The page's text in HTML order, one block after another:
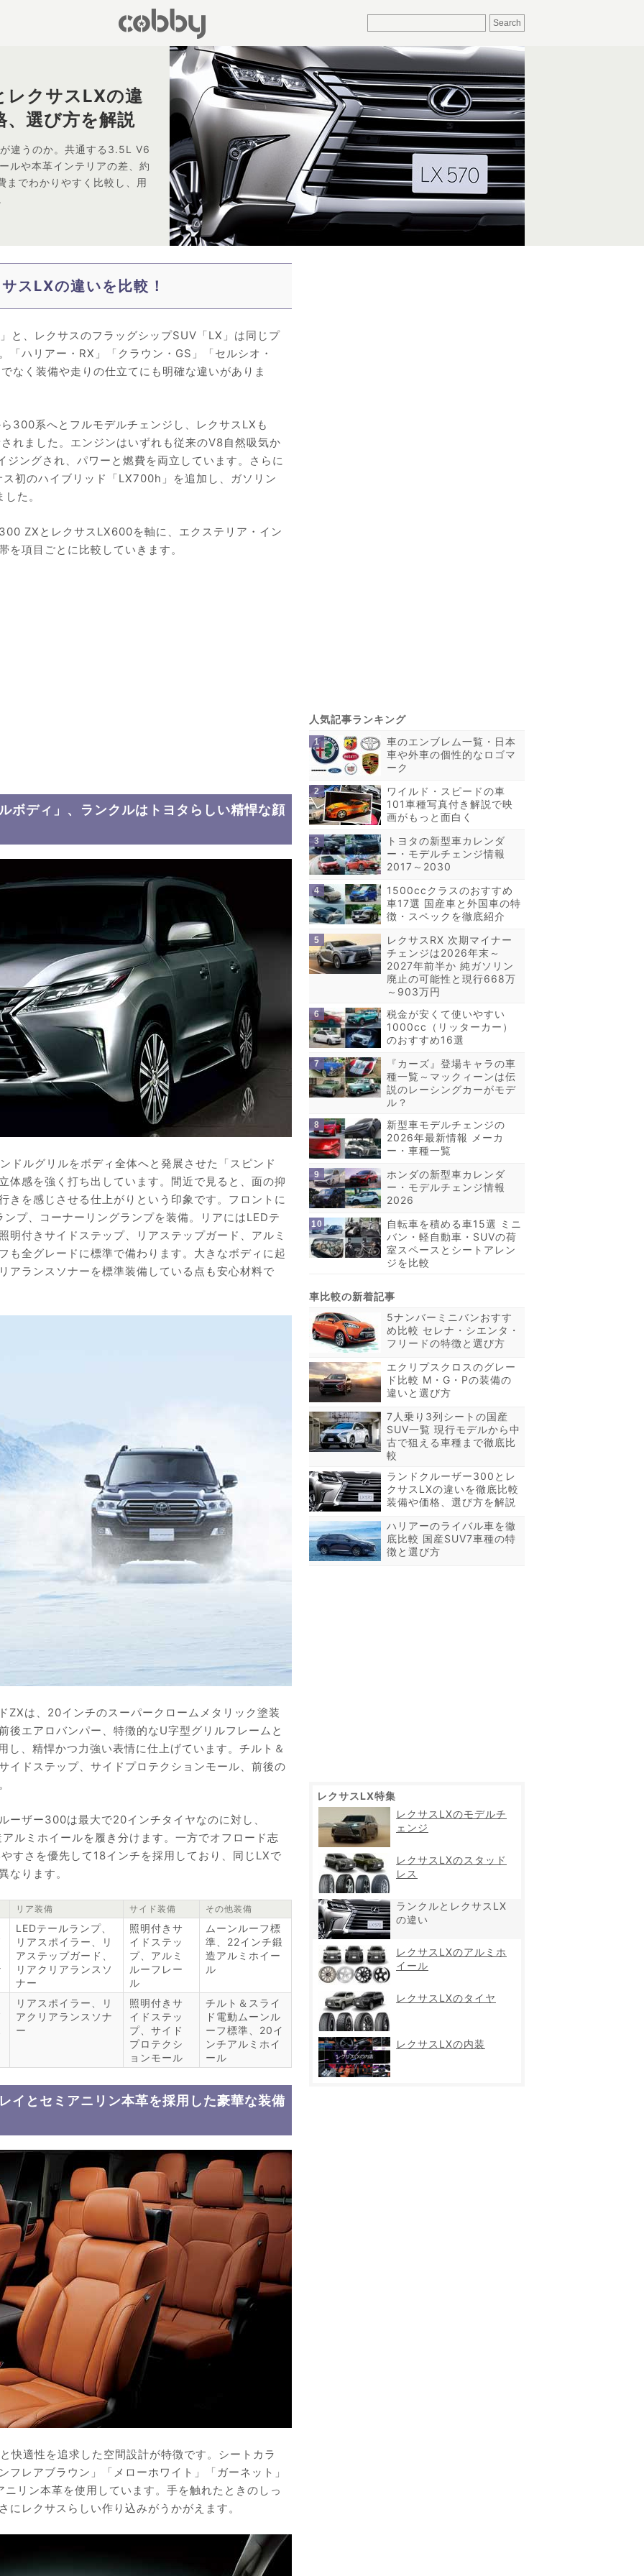
クサスLXの違
、選び方を解説
違うのか。共通する3.5L V6
ルや本革インテリアの差、約
でわかりやすく比較し、用
スLXの違いを比較！
と、レクサスのフラッグシップSUV「LX」は同じプ
「ハリアー・RX」「クラウン・GS」「セルシオ・
なく装備や走りの仕立てにも明確な違いがありま
300系へとフルモデルチェンジし、レクサスLXも
れました。エンジンはいずれも従来のV8自然吸気か
ングされ、パワーと燃費を両立しています。さらに
初のハイブリッド「LX700h」を追加し、ガソリン
た。
ZXとレクサスLX600を軸に、エクステリア・イン
を項目ごとに比較していきます。
ボディ」、ランクルはトヨタらしい精悍な顔
ドルグリルをボディ全体へと発展させた「スピンド
体感を強く打ち出しています。間近で見ると、面の抑
きを感じさせる仕上がりという印象です。フロントに
プ、コーナーリングランプを装備。リアにはLEDテ
明付きサイドステップ、リアステップガード、アルミ
も全グレードに標準で備わります。大きなボディに起
アランスソナーを標準装備している点も安心材料で
ZXは、20インチのスーパークロームメタリック塗装
後エアロバンパー、特徴的なU字型グリルフレームと
し、精悍かつ力強い表情に仕上げています。チルト＆
イドステップ、サイドプロテクションモール、前後の
ーザー300は最大で20インチタイヤなのに対し、
ルミホイールを履き分けます。一方でオフロード志
すさを優先して18インチを採用しており、同じLXで
なります。
リア装備 サイド装備 その他装備
LEDテールランプ、
リアスポイラー、リ
アステップガード、
リアクリアランスソ
ナー
照明付きサ
イドステッ
プ、アルミ
ルーフレー
ル
ムーンルーフ標
準、22インチ鍛
造アルミホイー
ル
リアスポイラー、リ
アクリアランスソナ
ー
照明付きサ
イドステッ
プ、サイド
プロテクシ
ョンモール
チルト＆スライ
ド電動ムーンル
ーフ標準、20イ
ンチアルミホイ
ール
イとセミアニリン本革を採用した豪華な装備
快適性を追求した空間設計が特徴です。シートカラ
フレアブラウン」「メローホワイト」「ガーネット」
リン本革を使用しています。手を触れたときのしっ
レクサスらしい作り込みがうかがえます。
車のエンブレム一覧・日本
車や外車の個性的なロゴマ
ーク
ワイルド・スピードの車
101車種写真付き解説で映
画がもっと面白く
トヨタの新型車カレンダ
ー・モデルチェンジ情報
2017～2030
1500ccクラスのおすすめ
車17選 国産車と外国車の特
徴・スペックを徹底紹介
レクサスRX 次期マイナー
チェンジは2026年末～
2027年前半か 純ガソリン
廃止の可能性と現行668万
～903万円
税金が安くて使いやすい
1000cc（リッターカー）
のおすすめ16選
『カーズ』登場キャラの車
種一覧～マックィーンは伝
説のレーシングカーがモデ
ル？
新型車モデルチェンジの
2026年最新情報 メーカ
ー・車種一覧
ホンダの新型車カレンダ
ー・モデルチェンジ情報
2026
自転車を積める車15選 ミニ
バン・軽自動車・SUVの荷
室スペースとシートアレン
ジを比較
5ナンバーミニバンおすす
め比較 セレナ・シエンタ・
フリードの特徴と選び方
エクリプスクロスのグレー
ド比較 M・G・Pの装備の
違いと選び方
7人乗り3列シートの国産
SUV一覧 現行モデルから中
古で狙える車種まで徹底比
較
ランドクルーザー300とレ
クサスLXの違いを徹底比較
装備や価格、選び方を解説
ハリアーのライバル車を徹
底比較 国産SUV7車種の特
徴と選び方
レクサスLX特集
レクサスLXのモデルチ
ェンジ
レクサスLXのスタッド
レス
ランクルとレクサスLX
の違い
レクサスLXのアルミホ
イール
レクサスLXのタイヤ
レクサスLXの内装